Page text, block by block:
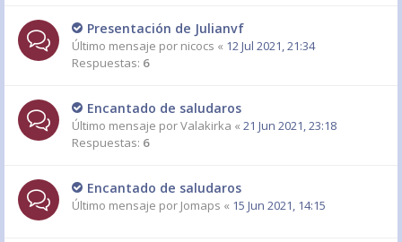
Presentación de Julianvf
Último mensaje por nicocs « 12 Jul 2021, 21:34
Respuestas: 6
Encantado de saludaros
Último mensaje porValakirka « 21 Jun 2021, 23:18
Respuestas: 6
Encantado de saludaros
Último mensaje por Jomaps « 15 Jun 2021, 14:15